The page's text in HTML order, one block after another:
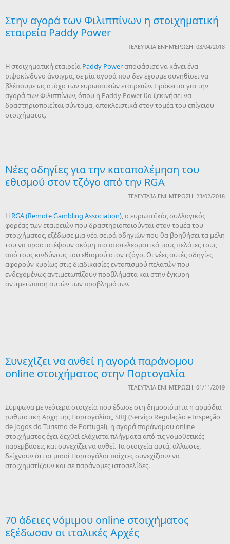
Στην αγορά των Φιλιππίνων η στοιχηματική
εταιρεία Paddy Power
ΤΕΛΕΥΤΑΊΑ ΕΝΗΜΈΡΩΣΗ: 03/04/2018
Η στοιχηματική εταιρεία Paddy Powerαποφάσισε να κάνει ένα
ριψοκίνδυνο άνοιγμα, σε μία αγορά που δεν έχουμε συνηθίσει να
βλέπουμε ως στόχο των ευρωπαϊκών εταιρειών. Πρόκειται για την
αγορά των Φιλιππίνων, όπου η Paddy Power θα ξεκινήσει να
δραστηριοποιείται σύντομα, αποκλειστικά στον τομέα του επίγειου
στοιχήματος.
Νέες οδηγίες για την καταπολέμηση του
εθισμού στον τζόγο από την RGA
ΤΕΛΕΥΤΑΊΑ ΕΝΗΜΈΡΩΣΗ: 23/02/2018
H RGA (Remote Gambling Association), ο ευρωπαϊκός συλλογικός
φορέας των εταιρειών που δραστηριοποιούνται στον τομέα του
στοιχήματος, εξέδωσε μια νέα σειρά οδηγιών που θα βοηθήσει τα μέλη
του να προστατέψουν ακόμη πιο αποτελεσματικά τους πελάτες τους
από τους κινδύνους του εθισμού στον τζόγο. Οι νέες αυτές οδηγίες
αφορούν κυρίως στις διαδικασίες εντοπισμού πελατών που
ενδεχομένως αντιμετωπίζουν προβλήματα και στην έγκυρη
αντιμετώπιση αυτών των προβλημάτων.
Συνεχίζει να ανθεί η αγορά παράνομου
online στοιχήματος στην Πορτογαλία
ΤΕΛΕΥΤΑΊΑ ΕΝΗΜΈΡΩΣΗ: 01/11/2019
Σύμφωνα με νεότερα στοιχεία που έδωσε στη δημοσιότητα η αρμόδια
ρυθμιστική Αρχή της Πορτογαλίας, SRIJ (Serviço Regulação e Inspeção
de Jogos do Turismo de Portugal), η αγορά παράνομου online
στοιχήματος έχει δεχθεί ελάχιστα πλήγματα από τις νομοθετικές
παρεμβάσεις και συνεχίζει να ανθεί. Τα στοιχεία αυτά, άλλωστε,
δείχνουν ότι οι μισοί Πορτογάλοι παίχτες συνεχίζουν να
στοιχηματίζουν και σε παράνομες ιστοσελίδες.
70 άδειες νόμιμου online στοιχήματος
εξέδωσαν οι ιταλικές Αρχές